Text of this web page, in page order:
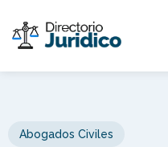
Abogados Civiles